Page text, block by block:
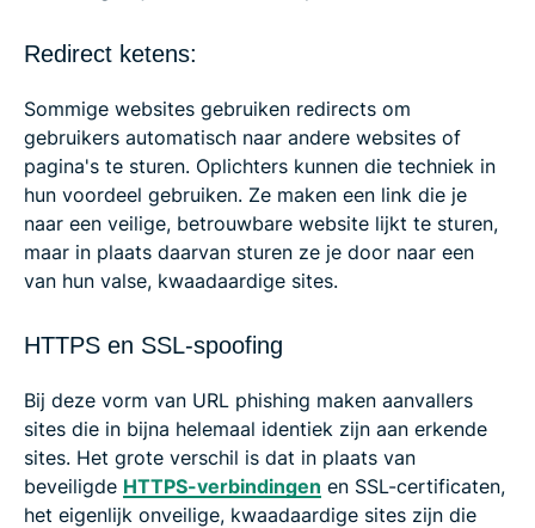
Redirect ketens:
Sommige websites gebruiken redirects om
gebruikers automatisch naar andere websites of
pagina's te sturen. Oplichters kunnen die techniek in
hun voordeel gebruiken. Ze maken een link die je
naar een veilige, betrouwbare website lijkt te sturen,
maar in plaats daarvan sturen ze je door naar een
van hun valse, kwaadaardige sites.
HTTPS en SSL-spoofing
Bij deze vorm van URL phishing maken aanvallers
sites die in bijna helemaal identiek zijn aan erkende
sites. Het grote verschil is dat in plaats van
beveiligde HTTPS-verbindingen en SSL-certificaten,
het eigenlijk onveilige, kwaadaardige sites zijn die